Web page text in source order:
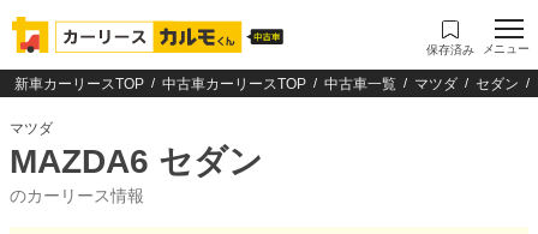
保存済み メニュー
新車カーリースTOP 中古車カーリースTOP 中古車一覧 マツダ セダン
マツダ
MAZDA6 セダン
のカーリース情報